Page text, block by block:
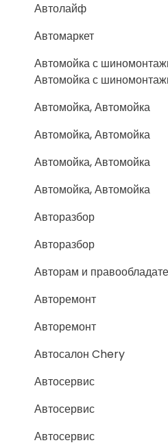
Автолайф
Автомаркет
Автомойка с
Автомойка с
Автомойка, Автомойка
Автомойка, Автомойка
Автомойка, Автомойка
Автомойка, Автомойка
Авторазбор
Авторазбор
Авторам и
Авторемонт
Авторемонт
Автосалон Chery
Автосервис
Автосервис
Автосервис